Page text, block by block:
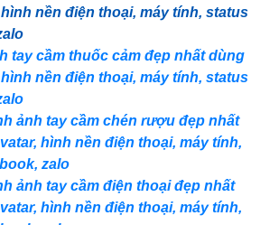
nền điện thoại, máy tính, status
tay cầm thuốc cảm đẹp nhất dùng
nền điện thoại, máy tính, status
ảnh tay cầm chén rượu đẹp nhất
hình nền điện thoại, máy tính,
zalo
ảnh tay cầm điện thoại đẹp nhất
hình nền điện thoại, máy tính,